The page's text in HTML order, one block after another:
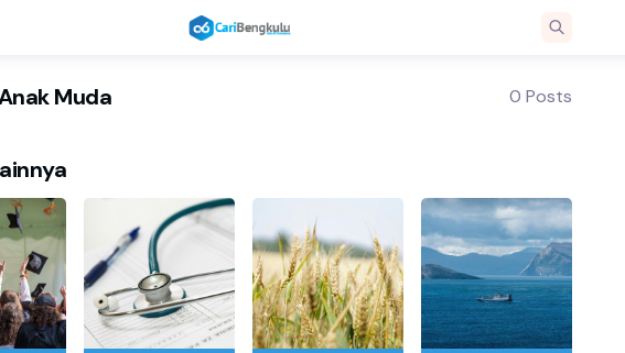
Muda 0 Posts